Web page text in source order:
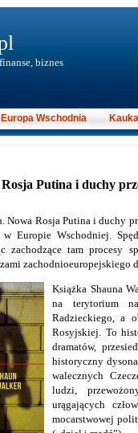
Putina i duchy
Rosja Putina i duchy
w Europie Wschodniej.
zachodzące tam procesy
zachodnioeuropejskiego
Książka Shauna
na terytorium
Radzieckiego, a
Rosyjskiej. To
dramatów,
historyczny
walecznych
ludzi,
urągających
mocarstwowej
biznes
Europa Wschodnia